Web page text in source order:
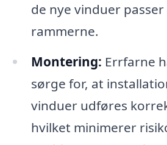
de nye vinduer
rammerne.
Montering: Errfarne
sørge for, at
vinduer udføres
hvilket minimerer